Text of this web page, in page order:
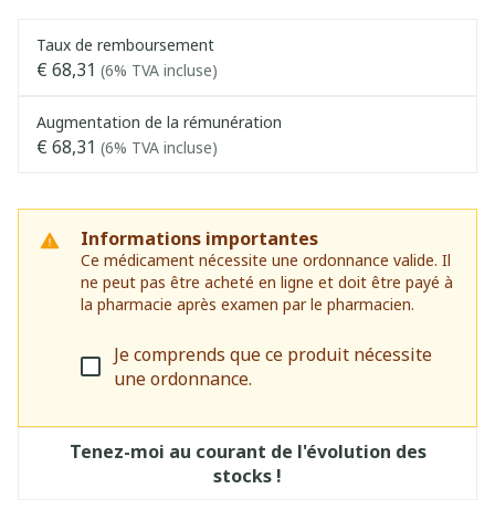
Taux de remboursement
€ 68,31 (6% TVA incluse)
Augmentation de la rémunération
€ 68,31 (6% TVA incluse)
Informations importantes
Ce médicament nécessite une ordonnance valide. Il
ne peut pas être acheté en ligne et doit être payé à
la pharmacie après examen par le pharmacien.
Je comprends que ce produit nécessite
une ordonnance.
Tenez-moi au courant de l'évolution des
stocks !